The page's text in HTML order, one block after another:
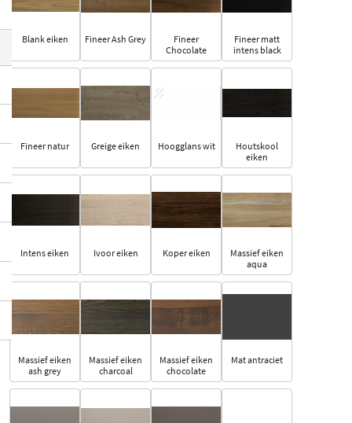
Blank eiken Fineer Ash Grey
Fineer
Chocolate
Fineer matt
intens black
Fineer natur Greige eiken Hoogglans wit
Houtskool
eiken
Intens eiken Ivoor eiken Koper eiken
Massief eiken
aqua
Massief eiken
ash grey
Massief eiken
charcoal
Massief eiken
chocolate
Mat antraciet